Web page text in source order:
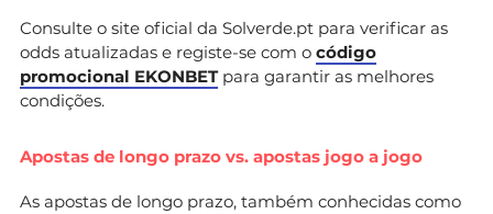
Consulte o site oficial da Solverde.pt para verificar as
odds atualizadas e registe-se com o código
promocional EKONBETpara garantir as melhores
condições.
Apostas de longo prazo vs. apostas jogo a jogo
As apostas de longo prazo, também conhecidas como